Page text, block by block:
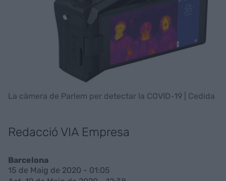
La càmera de Parlem per detectar la COVID-19 | Cedida
Redacció VIA Empresa
Barcelona
15 de Maig de 2020 - 01:05